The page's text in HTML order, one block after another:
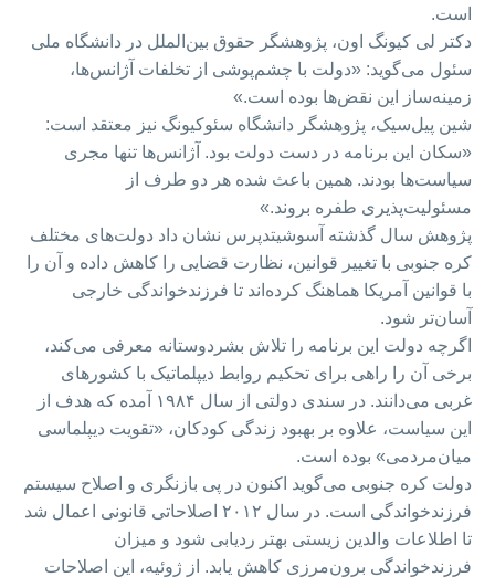
است.
دکتر لی کیونگ اون، پژوهشگر حقوق بین‌الملل در دانشگاه ملی
سئول می‌گوید: «دولت با چشم‌پوشی از تخلفات آژانس‌ها،
زمینه‌ساز این نقض‌ها بوده است.»
شین پیل‌سیک، پژوهشگر دانشگاه سئوکیونگ نیز معتقد است:
«سکان این برنامه در دست دولت بود. آژانس‌ها تنها مجری
سیاست‌ها بودند. همین باعث شده هر دو طرف از
مسئولیت‌پذیری طفره بروند.»
پژوهش سال گذشته آسوشیتدپرس نشان داد دولت‌های مختلف
کره جنوبی با تغییر قوانین، نظارت قضایی را کاهش داده و آن را
با قوانین آمریکا هماهنگ کرده‌اند تا فرزندخواندگی خارجی
آسان‌تر شود.
اگرچه دولت این برنامه را تلاش بشردوستانه معرفی می‌کند،
برخی آن را راهی برای تحکیم روابط دیپلماتیک با کشورهای
غربی می‌دانند. در سندی دولتی از سال ۱۹۸۴ آمده که هدف از
این سیاست، علاوه بر بهبود زندگی کودکان، «تقویت دیپلماسی
میان‌مردمی» بوده است.
دولت کره جنوبی می‌گوید اکنون در پی بازنگری و اصلاح سیستم
فرزندخواندگی است. در سال ۲۰۱۲ اصلاحاتی قانونی اعمال شد
تا اطلاعات والدین زیستی بهتر ردیابی شود و میزان
فرزندخواندگی برون‌مرزی کاهش یابد. از ژوئیه، این اصلاحات